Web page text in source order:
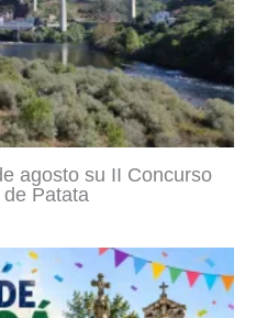
agosto su II Concurso
Patata